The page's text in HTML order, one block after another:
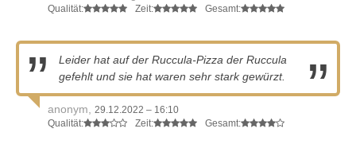
Qualität:
Zeit: Gesamt:
Leider hat auf der Ruccula-Pizza der Ruccula
gefehlt und sie hat waren sehr stark gewürzt.
anonym,
29.12.2022 – 16:10
Qualität:
Zeit: Gesamt: